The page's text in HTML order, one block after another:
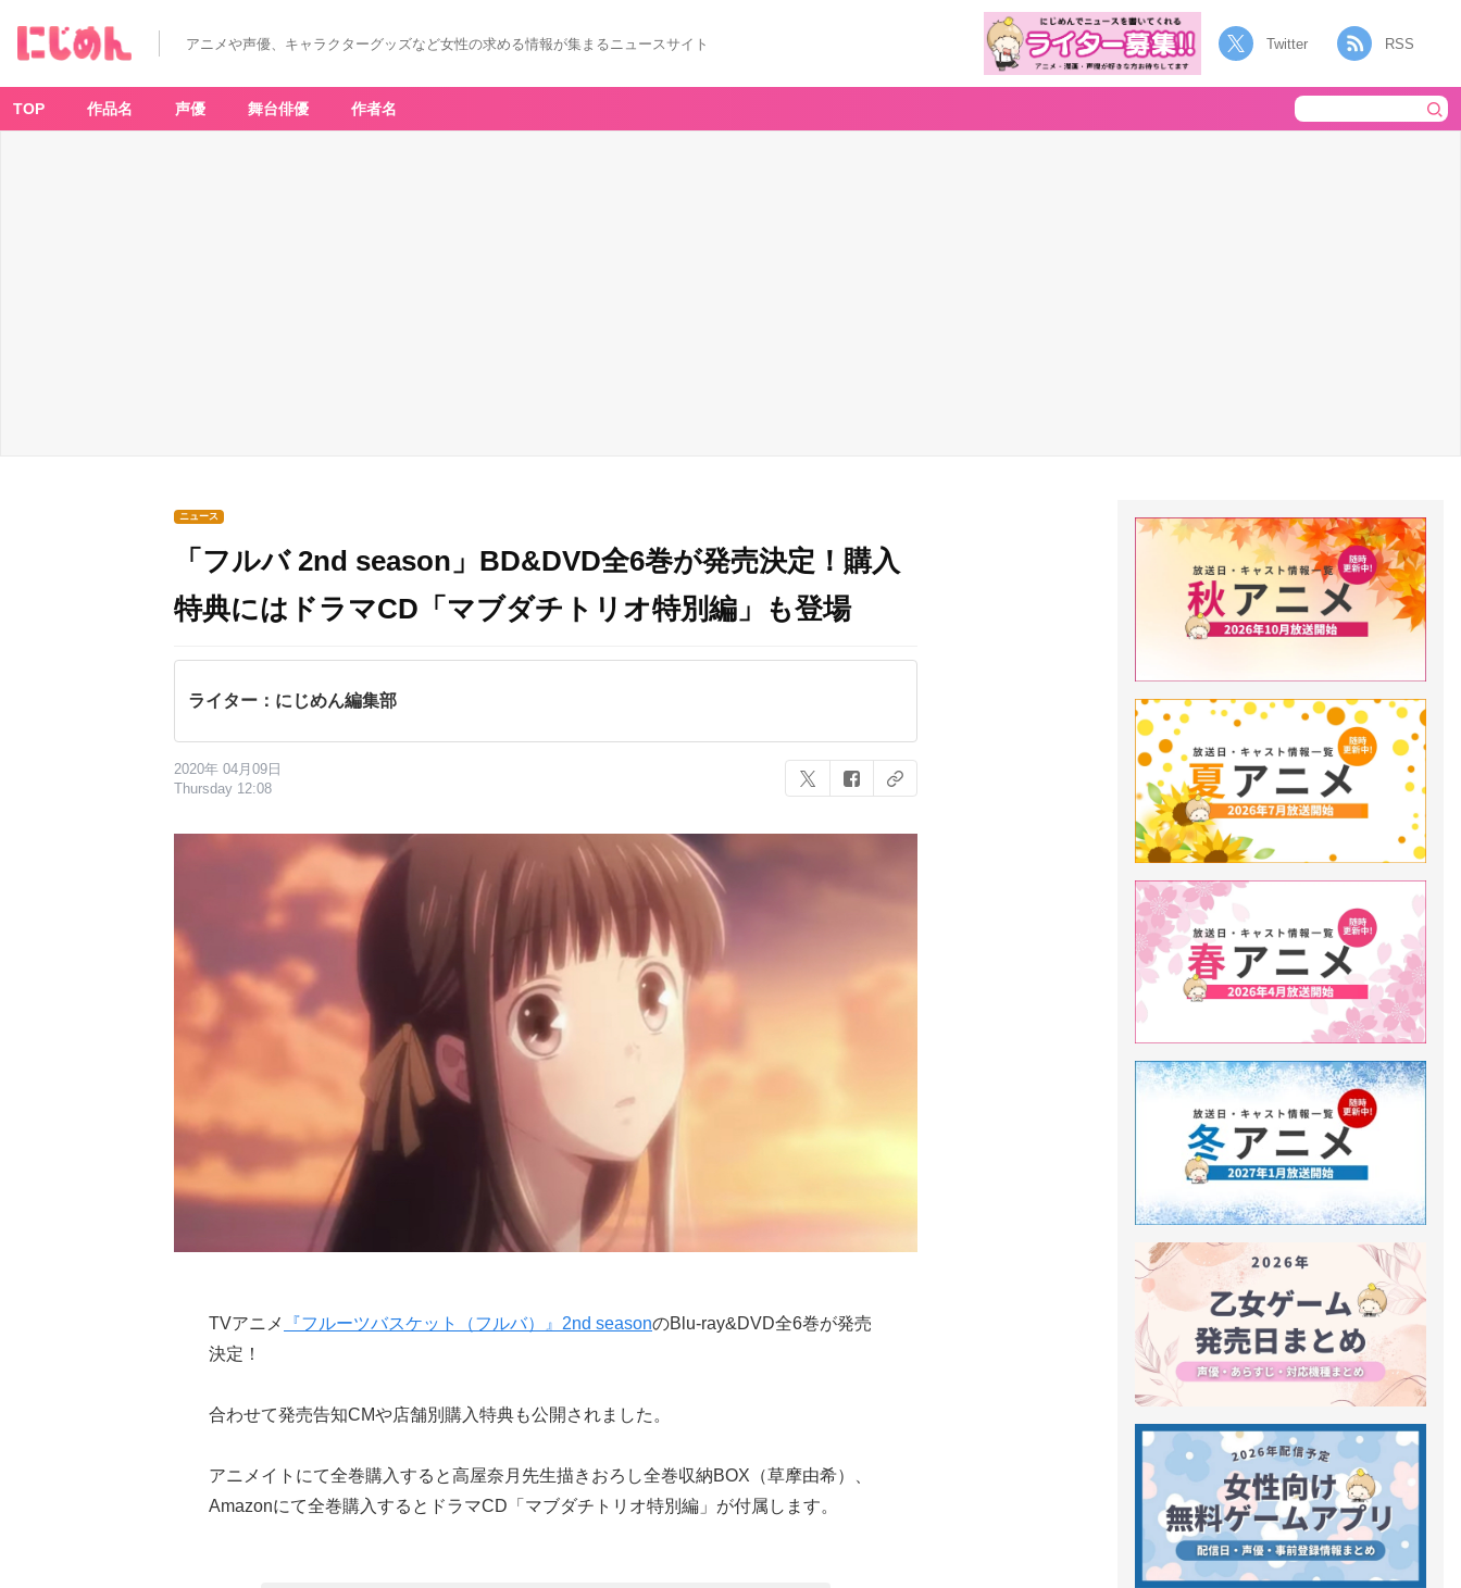
アニメや声優、キャラクターグッズなど女性の求める情報が集まるニュースサイト Twitter RSS
TOP 作品名 声優 舞台俳優 作者名
ニュース
「フルバ 2nd season」BD&DVD全6巻が発売決定！購入
特典にはドラマCD「マブダチトリオ特別編」も登場
ライター：にじめん編集部
2020年 04月09日
Thursday 12:08
TVアニメ 『フルーツバスケット（フルバ）』2nd seasonのBlu-ray&DVD全6巻が発売
決定！
合わせて発売告知CMや店舗別購入特典も公開されました。
アニメイトにて全巻購入すると高屋奈月先生描きおろし全巻収納BOX（草摩由希）、
Amazonにて全巻購入するとドラマCD「マブダチトリオ特別編」が付属します。